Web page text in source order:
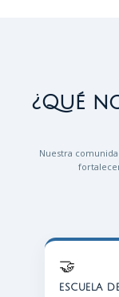
¿Qué
Nuestra
🤝
ESCUELA